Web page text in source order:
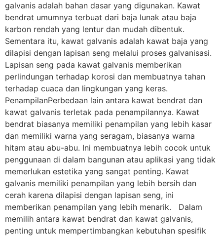
galvanis adalah bahan dasar yang digunakan. Kawat
bendrat umumnya terbuat dari baja lunak atau baja
karbon rendah yang lentur dan mudah dibentuk.
Sementara itu, kawat galvanis adalah kawat baja yang
dilapisi dengan lapisan seng melalui proses galvanisasi.
Lapisan seng pada kawat galvanis memberikan
perlindungan terhadap korosi dan membuatnya tahan
terhadap cuaca dan lingkungan yang keras.
PenampilanPerbedaan lain antara kawat bendrat dan
kawat galvanis terletak pada penampilannya. Kawat
bendrat biasanya memiliki penampilan yang lebih kasar
dan memiliki warna yang seragam, biasanya warna
hitam atau abu-abu. Ini membuatnya lebih cocok untuk
penggunaan di dalam bangunan atau aplikasi yang tidak
memerlukan estetika yang sangat penting. Kawat
galvanis memiliki penampilan yang lebih bersih dan
cerah karena dilapisi dengan lapisan seng, ini
memberikan penampilan yang lebih menarik. Dalam
memilih antara kawat bendrat dan kawat galvanis,
penting untuk mempertimbangkan kebutuhan spesifik